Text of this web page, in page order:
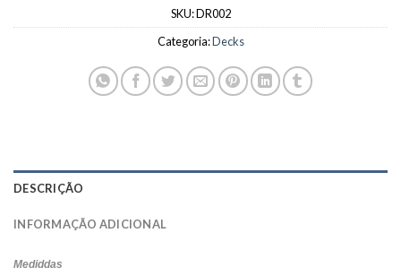
SKU:DR002
Categoria:Decks
DESCRIÇÃO
INFORMAÇÃO ADICIONAL
Mediddas